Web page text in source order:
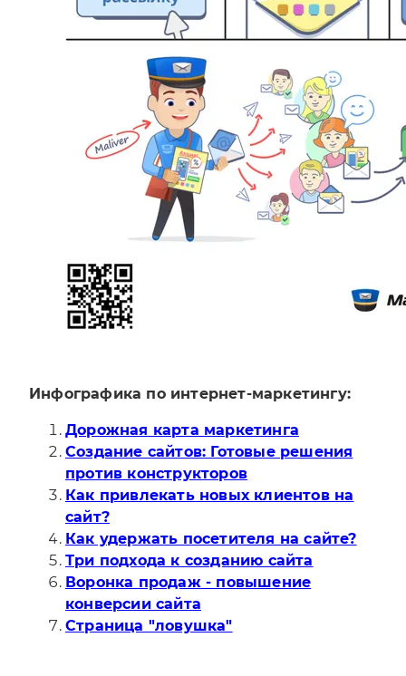
Инфографика по интернет-маркетингу:
Дорожная карта маркетинга
Создание сайтов: Готовые решения
против конструкторов
Как привлекать новых клиентов на
сайт?
Как удержать посетителя на сайте?
Три подхода к созданию сайта
Воронка продаж - повышение
конверсии сайта
Страница "ловушка"